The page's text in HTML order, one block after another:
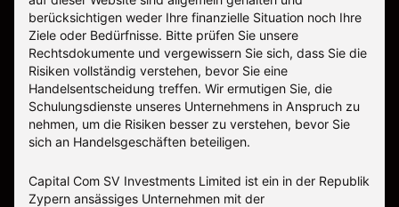
berücksichtigen weder Ihre finanzielle Situation noch Ihre
Ziele oder Bedürfnisse. Bitte prüfen Sie unsere
Rechtsdokumente und vergewissern Sie sich, dass Sie die
Risiken vollständig verstehen, bevor Sie eine
Handelsentscheidung treffen. Wir ermutigen Sie, die
Schulungsdienste unseres Unternehmens in Anspruch zu
nehmen, um die Risiken besser zu verstehen, bevor Sie
sich an Handelsgeschäften beteiligen.
Capital Com SV Investments Limited ist ein in der Republik
Zypern ansässiges Unternehmen mit der